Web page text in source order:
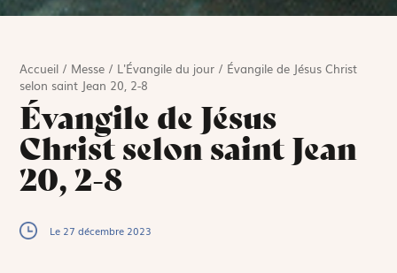
Accueil / Messe / L'Évangile du jour / Évangile de Jésus Christ
selon saint Jean 20, 2-8
Évangile de Jésus
Christ selon saint Jean
20, 2-8
Le 27 décembre 2023